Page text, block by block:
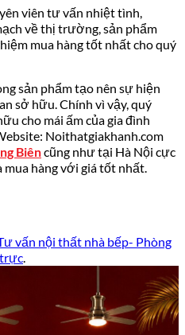
viên tư vấn nhiệt tình,
về thị trường, sản phẩm
mua hàng tốt nhất cho quý
sản phẩm tạo nên sự hiện
sở hữu. Chính vì vậy, quý
cho mái ấm của gia đình
Noithatgiakhanh.com
Biêncũng như tại Hà Nội cực
hàng với giá tốt nhất.
vấn nội thất nhà bếp- Phòng
.